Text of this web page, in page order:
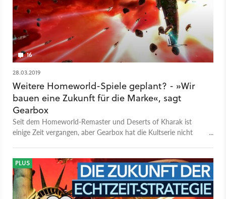
16
28.03.2019
Weitere Homeworld-Spiele geplant? - »Wir
bauen eine Zukunft für die Marke«, sagt
Gearbox
Seit dem Homeworld-Remaster und Deserts of Kharak ist
einige Zeit vergangen, aber Gearbox hat die Kultserie nicht
PLUS